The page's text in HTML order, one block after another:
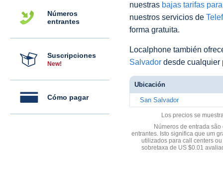
Números
entrantes
Suscripciones
New!
Cómo pagar
nuestras bajas tarifas
nuestros servicios de
forma gratuita.
Localphone también
Salvador desde cualquier
Ubicación
San Salvador
Los precios se
Números de entrada
entrantes. Isto significa que um
utilizados para call centers
sobretaxa de US $0.01